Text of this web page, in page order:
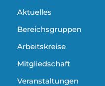
Aktuelles
Bereichsgruppen
Arbeitskreise
Mitgliedschaft
Veranstaltungen